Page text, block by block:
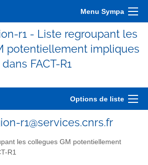
Menu Sympa
r1 - Liste regroupant les
potentiellement impliques
dans FACT-R1
Options de liste
r1@services.cnrs.fr
les collegues GM potentiellement
R1